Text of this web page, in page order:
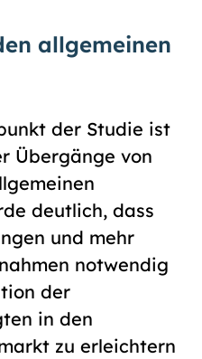
allgemeinen
der Studie ist
Übergänge von
deutlich, dass
und mehr
notwendig
der
in den
zu erleichtern